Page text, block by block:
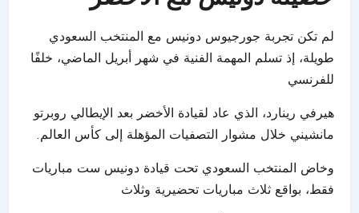
لم تكن تجربة جورجيوس دونيس مع المنتخب السعودي
طويلة، إذ تسلم المهمة الفنية في شهر أبريل الماضي، خلفًا
للفرنسي
هيرفي رينارد، الذي عاد لقيادة الأخضر بعد الإيطالي روبرتو
مانشيني خلال مشوار التصفيات المؤهلة إلى كأس العالم.
وخاض المنتخب السعودي تحت قيادة دونيس ست مباريات
فقط، بواقع ثلاث مباريات تحضيرية وثلاث